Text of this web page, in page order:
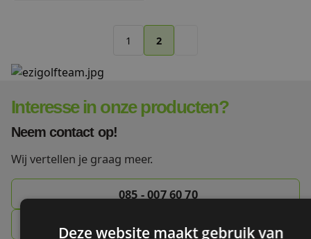
1 2
Interesse in onze producten?
Neem contact op!
Wij vertellen je graag meer.
085 - 007 60 70
info@ezigolf.nl
Deze website maakt gebruik van